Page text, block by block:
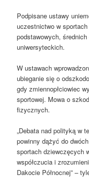
Podpisane ustawy
uczestnictwo w
podstawowych,
uniwersyteckich.
W ustawach
ubieganie się o
gdy zmiennopłciowiec
sportowej. Mowa o
fizycznych.
„Debata nad polityką w
powinny dążyć do
sportach dziewczęcych
współczucia i
Dakocie Północnej” –